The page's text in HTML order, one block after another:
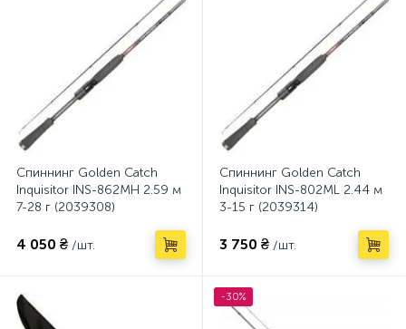
Спиннинг Golden Catch
Inquisitor INS-862MH 2.59 м
7-28 г (2039308)
4 050 ₴ /шт.
Спиннинг Golden Catch
Inquisitor INS-802ML 2.44 м
3-15 г (2039314)
3 750 ₴ /шт.
-30%